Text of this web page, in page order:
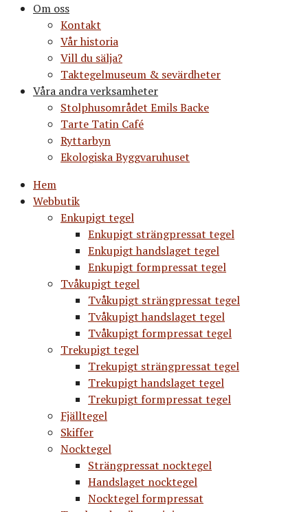
Om oss
Kontakt
Vår historia
Vill du sälja?
Taktegelmuseum & sevärdheter
Våra andra verksamheter
Stolphusområdet Emils Backe
Tarte Tatin Café
Ryttarbyn
Ekologiska Byggvaruhuset
Hem
Webbutik
Enkupigt tegel
Enkupigt strängpressat tegel
Enkupigt handslaget tegel
Enkupigt formpressat tegel
Tvåkupigt tegel
Tvåkupigt strängpressat tegel
Tvåkupigt handslaget tegel
Tvåkupigt formpressat tegel
Trekupigt tegel
Trekupigt strängpressat tegel
Trekupigt handslaget tegel
Trekupigt formpressat tegel
Fjälltegel
Skiffer
Nocktegel
Strängpressat nocktegel
Handslaget nocktegel
Nocktegel formpressat